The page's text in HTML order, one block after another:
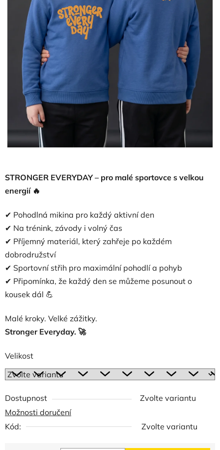
STRONGER EVERYDAY – pro malé sportovce s velkou
energií 🔥
✔ Pohodlná mikina pro každý aktivní den
✔ Na trénink, závody i volný čas
✔ Příjemný materiál, který zahřeje po každém
dobrodružství
✔ Sportovní střih pro maximální pohodlí a pohyb
✔ Připomínka, že každý den se můžeme posunout o
kousek dál 💪
Malé kroky. Velké zážitky.
Stronger Everyday. 🚀
Velikost
Dostupnost
Zvolte variantu
Možnosti doručení
Kód:
Zvolte variantu